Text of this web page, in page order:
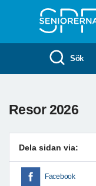
Sök
Resor 2026
Dela sidan via:
Facebook